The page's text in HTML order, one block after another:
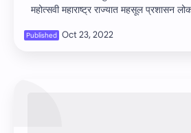
महोत्सवी महाराष्ट्र राज्यात महसूल प्रशासन